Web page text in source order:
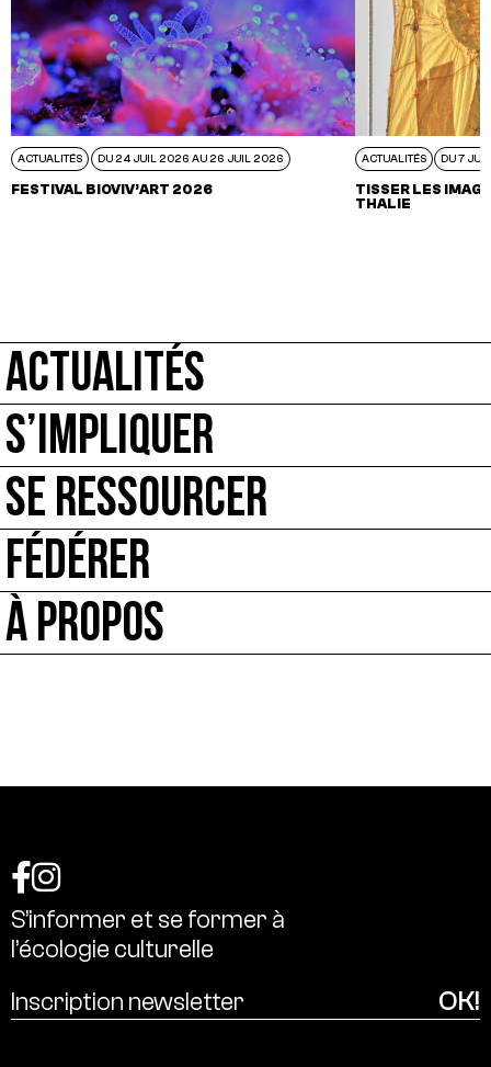
ACTUALITÉS DU 24 JUIL 2026 AU 26 JUIL 2026
FESTIVAL BIOVIV’ART 2026
ACTUALITÉS DU 7
TISSER LES
THALIE
ACTUALITÉS
S’IMPLIQUER
SE RESSOURCER
FÉDÉRER
À PROPOS
S’informer et se former à
l’écologie culturelle